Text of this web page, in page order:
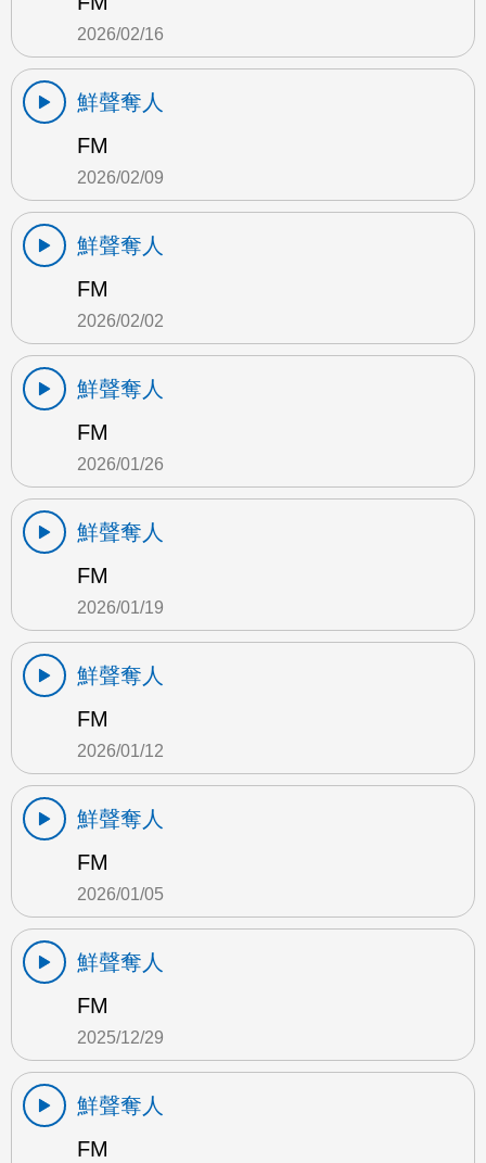
2026/02/16
鮮聲奪人
FM
2026/02/09
鮮聲奪人
FM
2026/02/02
鮮聲奪人
FM
2026/01/26
鮮聲奪人
FM
2026/01/19
鮮聲奪人
FM
2026/01/12
鮮聲奪人
FM
2026/01/05
鮮聲奪人
FM
2025/12/29
鮮聲奪人
FM